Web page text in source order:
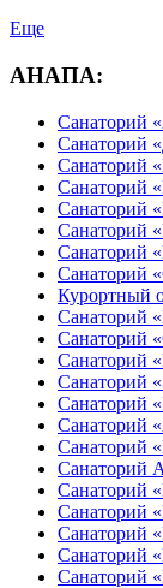
Еще
АНАПА:
Санаторий
Санаторий
Санаторий
Санаторий
Санаторий
Санаторий
Санаторий
Санаторий
Курортный
Санаторий
Санаторий
Санаторий
Санаторий
Санаторий
Санаторий
Санаторий
Санаторий
Санаторий
Санаторий
Санаторий
Санаторий
Санаторий